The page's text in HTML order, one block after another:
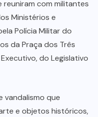
reuniram com militantes
Ministérios e
Polícia Militar do
da Praça dos Três
do Legislativo
vandalismo que
e objetos históricos,